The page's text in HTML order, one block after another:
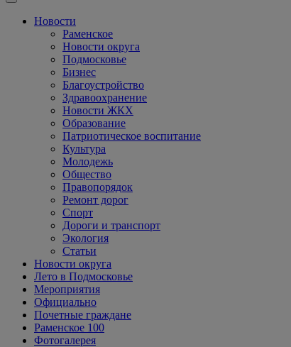
Новости
Раменское
Новости округа
Подмосковье
Бизнес
Благоустройство
Здравоохранение
Новости ЖКХ
Образование
Патриотическое воспитание
Культура
Молодежь
Общество
Правопорядок
Ремонт дорог
Спорт
Дороги и транспорт
Экология
Статьи
Новости округа
Лето в Подмосковье
Мероприятия
Официально
Почетные граждане
Раменское 100
Фотогалерея